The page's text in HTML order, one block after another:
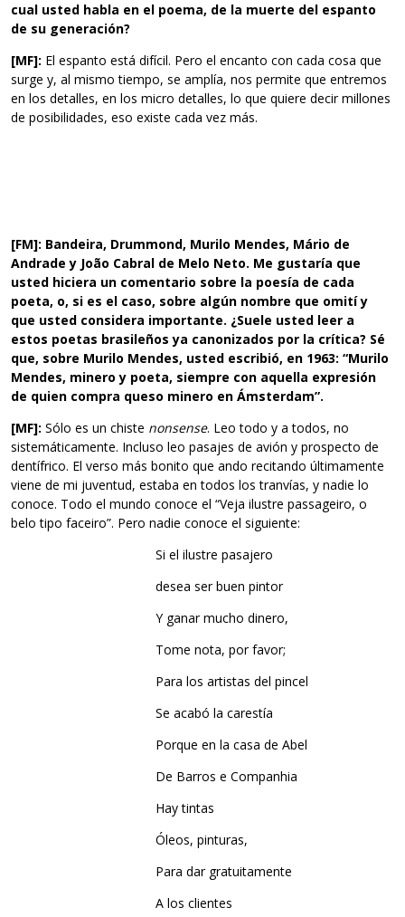
cual usted habla en el poema, de la muerte del espanto
de su generación?
[MF]: El espanto está difícil. Pero el encanto con cada cosa que
surge y, al mismo tiempo, se amplía, nos permite que entremos
en los detalles, en los micro detalles, lo que quiere decir millones
de posibilidades, eso existe cada vez más.
[FM]: Bandeira, Drummond, Murilo Mendes, Mário de
Andrade y João Cabral de Melo Neto. Me gustaría que
usted hiciera un comentario sobre la poesía de cada
poeta, o, si es el caso, sobre algún nombre que omití y
que usted considera importante. ¿Suele usted leer a
estos poetas brasileños ya canonizados por la crítica? Sé
que, sobre Murilo Mendes, usted escribió, en 1963: “Murilo
Mendes, minero y poeta, siempre con aquella expresión
de quien compra queso minero en Ámsterdam”.
[MF]: Sólo es un chiste nonsense. Leo todo y a todos, no
sistemáticamente. Incluso leo pasajes de avión y prospecto de
dentífrico. El verso más bonito que ando recitando últimamente
viene de mi juventud, estaba en todos los tranvías, y nadie lo
conoce. Todo el mundo conoce el “Veja ilustre passageiro, o
belo tipo faceiro”. Pero nadie conoce el siguiente:
Si el ilustre pasajero
desea ser buen pintor
Y ganar mucho dinero,
Tome nota, por favor;
Para los artistas del pincel
Se acabó la carestía
Porque en la casa de Abel
De Barros e Companhia
Hay tintas
Óleos, pinturas,
Para dar gratuitamente
A los clientes